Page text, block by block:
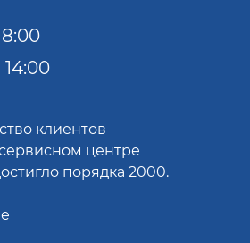
клиентов
центре
порядка 2000.